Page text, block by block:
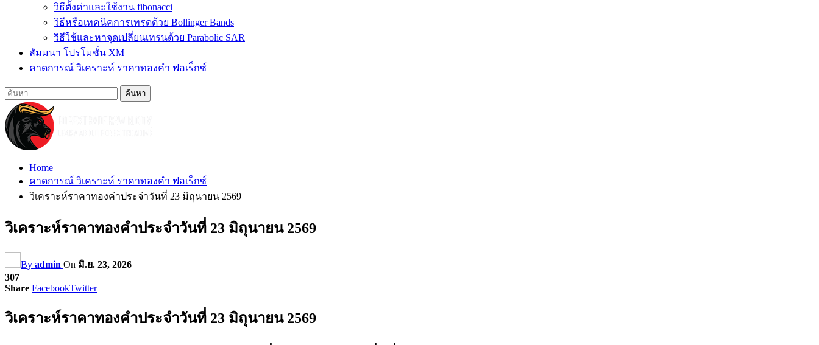
วิธีตั้งค่าและใช้งาน fibonacci
วิธีหรือเทคนิคการเทรดด้วย Bollinger Bands
วิธีใช้และหาจุดเปลี่ยนเทรนด้วย Parabolic SAR
สัมมนา โปรโมชั่น XM
คาดการณ์ วิเคราะห์ ราคาทองคำ ฟอเร็กซ์
Home
คาดการณ์ วิเคราะห์ ราคาทองคำ ฟอเร็กซ์
วิเคราะห์ราคาทองคำประจำวันที่ 23 มิถุนายน 2569
วิเคราะห์ราคาทองคำประจำวันที่ 23 มิถุนายน 2569
By admin On มิ.ย. 23, 2026
307
Share FacebookTwitter
วิเคราะห์ราคาทองคำประจำวันที่ 23 มิถุนายน 2569